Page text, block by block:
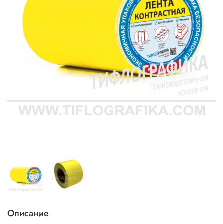
Описание